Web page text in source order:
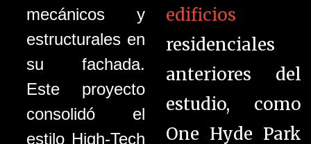
mecánicos y
estructurales en
su fachada.
Este proyecto
consolidó el
estilo High-Tech
edificios
residenciales
anteriores del
estudio, como
One Hyde Park